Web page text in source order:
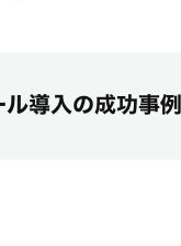
導入の成功事例